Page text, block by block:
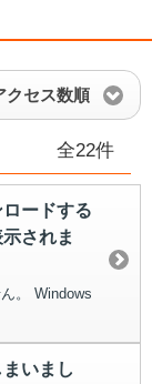
クセス数順
全22件
ードする
されま
。 Windows
いまし